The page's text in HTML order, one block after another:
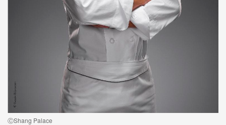
ⒸShang Palace